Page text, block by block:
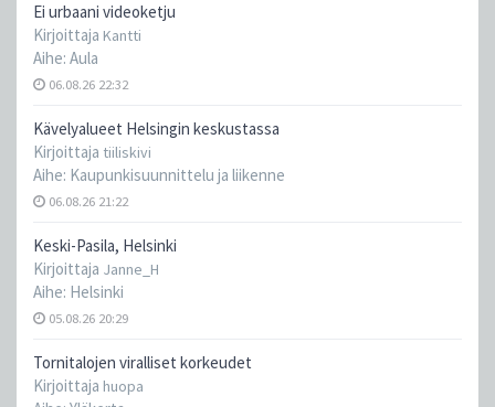
Ei urbaani videoketju
Kirjoittaja Kantti
Aihe: Aula
06.08.26 22:32
Kävelyalueet Helsingin keskustassa
Kirjoittaja tiiliskivi
Aihe: Kaupunkisuunnittelu ja liikenne
06.08.26 21:22
Keski-Pasila, Helsinki
Kirjoittaja Janne_H
Aihe: Helsinki
05.08.26 20:29
Tornitalojen viralliset korkeudet
Kirjoittaja huopa